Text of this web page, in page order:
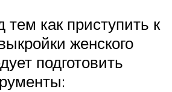
тем как приступить к
женского
подготовить